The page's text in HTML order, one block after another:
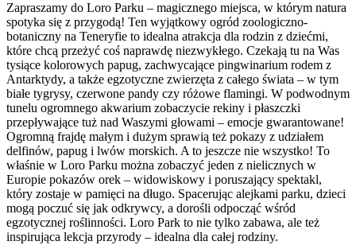
Zapraszamy do Loro Parku – magicznego miejsca, w którym natura
spotyka się z przygodą! Ten wyjątkowy ogród zoologiczno-
botaniczny na Teneryfie to idealna atrakcja dla rodzin z dziećmi,
które chcą przeżyć coś naprawdę niezwykłego. Czekają tu na Was
tysiące kolorowych papug, zachwycające pingwinarium rodem z
Antarktydy, a także egzotyczne zwierzęta z całego świata – w tym
białe tygrysy, czerwone pandy czy różowe flamingi. W podwodnym
tunelu ogromnego akwarium zobaczycie rekiny i płaszczki
przepływające tuż nad Waszymi głowami – emocje gwarantowane!
Ogromną frajdę małym i dużym sprawią też pokazy z udziałem
delfinów, papug i lwów morskich. A to jeszcze nie wszystko! To
właśnie w Loro Parku można zobaczyć jeden z nielicznych w
Europie pokazów orek – widowiskowy i poruszający spektakl,
który zostaje w pamięci na długo. Spacerując alejkami parku, dzieci
mogą poczuć się jak odkrywcy, a dorośli odpocząć wśród
egzotycznej roślinności. Loro Park to nie tylko zabawa, ale też
inspirująca lekcja przyrody – idealna dla całej rodziny.